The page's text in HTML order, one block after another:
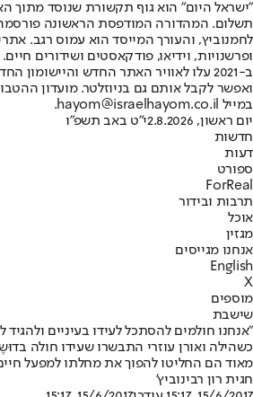
"ישראל היום" הוא גוף תקשורת שנוסד מתוך
ופרשנויות, וידיאו, פודקאסטים ושידורים
ב-2021 עלו לאוויר האתר החדש
ואפשר לקבל אותם גם בניוזלטר. מועדון
במייל hayom@israelhayom.co.il.
יום ראשון, 2.8.2026
י"ט באב תשפ"ו
חדשות
דעות
ספורט
ForReal
תרבות ובידור
אוכל
מגזין
אנחנו מגייסים
English
X
מוספים
שישבת
"אנחנו חולמים להסתכל לעידו בעיניים
כשהילה ואורן עוזרי התבשרו שעידו חולה
מאוד הם החליטו להפוך את מחלתו למפעל
חגית רון רבינוביץ'